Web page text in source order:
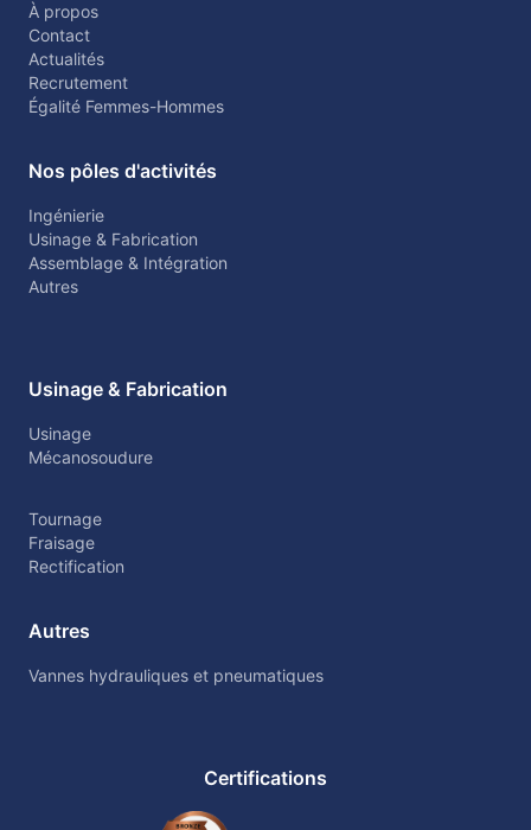
À propos
Contact
Actualités
Recrutement
Égalité Femmes-Hommes
Nos pôles d'activités
Ingénierie
Usinage & Fabrication
Assemblage & Intégration
Autres
Usinage & Fabrication
Usinage
Mécanosoudure
Tournage
Fraisage
Rectification
Autres
Vannes hydrauliques et pneumatiques
Certifications